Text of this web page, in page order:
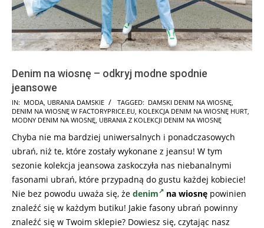
Denim na wiosnę – odkryj modne spodnie
jeansowe
2022-
05-
IN: MODA UBRANIA DAMSKIE TAGGED: DAMSKI DENIM NA WIOSNĘ
DENIM NA WIOSNĘ W FACTORYPRICE.EU KOLEKCJA DENIM NA WIOSNĘ HURT
MODNY DENIM NA WIOSNĘ UBRANIA Z KOLEKCJI DENIM NA WIOSNĘ
Chyba nie ma bardziej uniwersalnych i ponadczasowych
ubrań, niż te, które zostały wykonane z jeansu! W tym
sezonie kolekcja jeansowa zaskoczyła nas niebanalnymi
fasonami ubrań, które przypadną do gustu każdej kobiecie!
Nie bez powodu uważa się, że denim na wiosnę powinien
znaleźć się w każdym butiku! Jakie fasony ubrań powinny
znaleźć się w Twoim sklepie? Dowiesz się, czytając nasz